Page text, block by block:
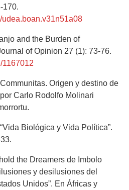
170.
udea.boan.v31n51a08
and the Burden of
of Opinion 27 (1): 73-76.
1167012
Origen y destino de
Carlo Rodolfo Molinari
Biológica y Vida Política”.
the Dreamers de Imbolo
y desilusiones del
Unidos”. En Áfricas y